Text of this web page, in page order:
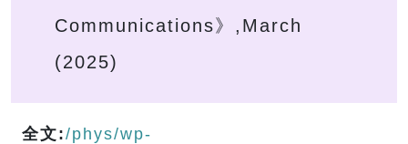
Communications》,March
(2025)
全文:/phys/wp-